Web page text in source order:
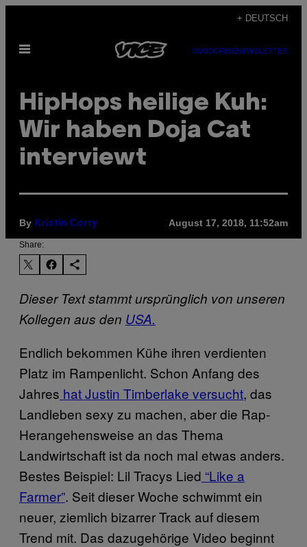
content
+ DEUTSCH
Open
SUBSCRIBENEWSLETTER
HipHops heilige Kuh:
Wir haben Doja Cat
interviewt
By Kristin Corry August 17, 2018, 11:52am
Share:
Dieser Text stammt ursprünglich von unseren
Kollegen aus den USA.
Endlich bekommen Kühe ihren verdienten
Platz im Rampenlicht. Schon Anfang des
Jahres hat Justin Timberlake versucht, das
Landleben sexy zu machen, aber die Rap-
Herangehensweise an das Thema
Landwirtschaft ist da noch mal etwas anders.
Bestes Beispiel: Lil Tracys Lied “Like a
Farmer”. Seit dieser Woche schwimmt ein
neuer, ziemlich bizarrer Track auf diesem
Trend mit. Das dazugehörige Video beginnt